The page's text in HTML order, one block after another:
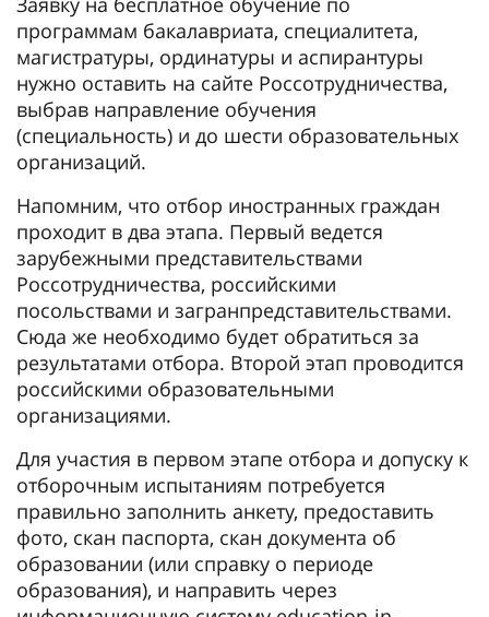
программам бакалавриата, специалитета,
магистратуры, ординатуры и аспирантуры
нужно оставить на сайте Россотрудничества,
выбрав направление обучения
(специальность) и до шести образовательных
организаций.
Напомним, что отбор иностранных граждан
проходит в два этапа. Первый ведется
зарубежными представительствами
Россотрудничества, российскими
посольствами и загранпредставительствами.
Сюда же необходимо будет обратиться за
результатами отбора. Второй этап проводится
российскими образовательными
организациями.
Для участия в первом этапе отбора и допуску к
отборочным испытаниям потребуется
правильно заполнить анкету, предоставить
фото, скан паспорта, скан документа об
образовании (или справку о периоде
образования), и направить через